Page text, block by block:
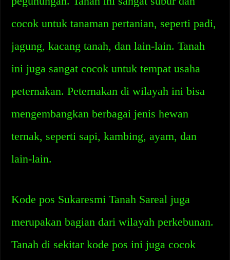
cocok untuk tanaman pertanian, seperti padi,
jagung, kacang tanah, dan lain-lain. Tanah
ini juga sangat cocok untuk tempat usaha
peternakan. Peternakan di wilayah ini bisa
mengembangkan berbagai jenis hewan
ternak, seperti sapi, kambing, ayam, dan
lain-lain.
Kode pos Sukaresmi Tanah Sareal juga
merupakan bagian dari wilayah perkebunan.
Tanah di sekitar kode pos ini juga cocok